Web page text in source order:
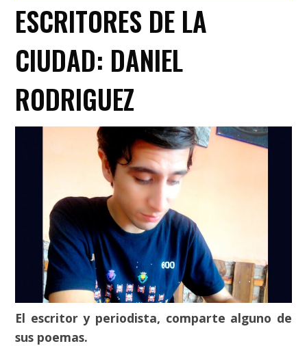
ESCRITORES DE LA
CIUDAD: DANIEL
RODRIGUEZ
El escritor y periodista, comparte alguno de
sus poemas.